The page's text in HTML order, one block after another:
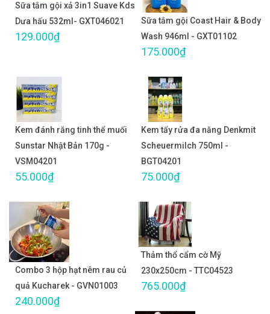
Sữa tắm gội xả 3in1 Suave Kds
Dưa hấu 532ml- GXT046021
129.000₫
Sữa tắm gội Coast Hair & Body
Wash 946ml - GXT01102
175.000₫
Kem đánh răng tinh thể muối
Sunstar Nhật Bản 170g -
VSM04201
55.000₫
Kem tẩy rửa đa năng Denkmit
Scheuermilch 750ml -
BGT04201
75.000₫
Combo 3 hộp hạt nêm rau củ
quả Kucharek - GVN01003
240.000₫
Thảm thổ cẩm cờ Mỹ
230x250cm - TTC04523
765.000₫